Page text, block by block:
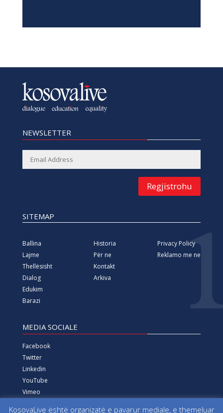
NEWSLETTER
Regjistrohu
SITEMAP
Ballina
Lajme
Thellësisht
Dialog
Edukim
Barazi
Historia
Për ne
Kontakt
Arkiva
Privacy Policy
Reklamo me ne
MEDIA SOCIALE
Facebook
Twitter
Linkedin
YouTube
Vimeo
KosovaLive është organizatë e pavarur mediale, e themeluar